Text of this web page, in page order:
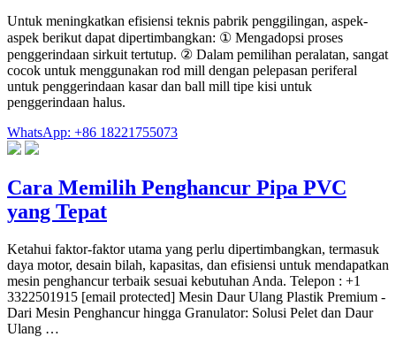
Untuk meningkatkan efisiensi teknis pabrik penggilingan, aspek-
aspek berikut dapat dipertimbangkan: ① Mengadopsi proses
penggerindaan sirkuit tertutup. ② Dalam pemilihan peralatan, sangat
cocok untuk menggunakan rod mill dengan pelepasan periferal
untuk penggerindaan kasar dan ball mill tipe kisi untuk
penggerindaan halus.
WhatsApp: +86 18221755073
Cara Memilih Penghancur Pipa PVC
yang Tepat
Ketahui faktor-faktor utama yang perlu dipertimbangkan, termasuk
daya motor, desain bilah, kapasitas, dan efisiensi untuk mendapatkan
mesin penghancur terbaik sesuai kebutuhan Anda. Telepon : +1
3322501915 [email protected] Mesin Daur Ulang Plastik Premium -
Dari Mesin Penghancur hingga Granulator: Solusi Pelet dan Daur
Ulang …